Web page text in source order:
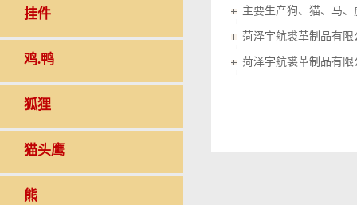
挂件
鸡.鸭
狐狸
猫头鹰
熊
菏泽宇航裘革制品有限
菏泽宇航裘革制品有限